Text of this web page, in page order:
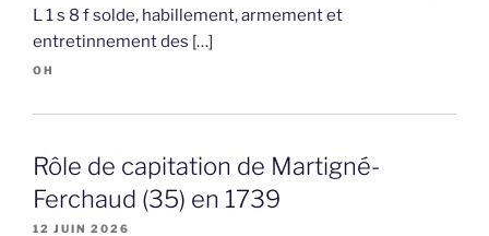
L 1 s 8 f solde, habillement, armement et
entretinnement des […]
OH
Rôle de capitation de Martigné-
Ferchaud (35) en 1739
12 JUIN 2026